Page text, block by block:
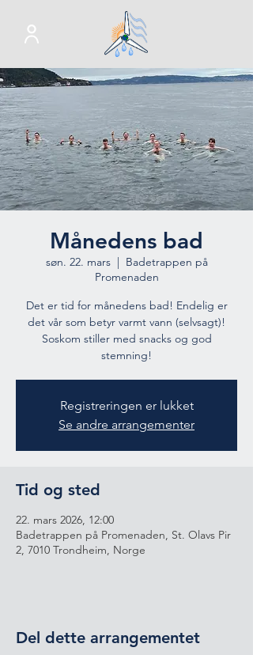
Månedens bad
søn. 22. mars
  |
Badetrappen på
Promenaden
Det er tid for månedens bad! Endelig er
det vår som betyr varmt vann (selvsagt)!
Soskom stiller med snacks og god
stemning!
Registreringen er lukket
Se andre arrangementer
Tid og sted
22. mars 2026, 12:00
Badetrappen på Promenaden, St. Olavs Pir
2, 7010 Trondheim, Norge
Del dette arrangementet